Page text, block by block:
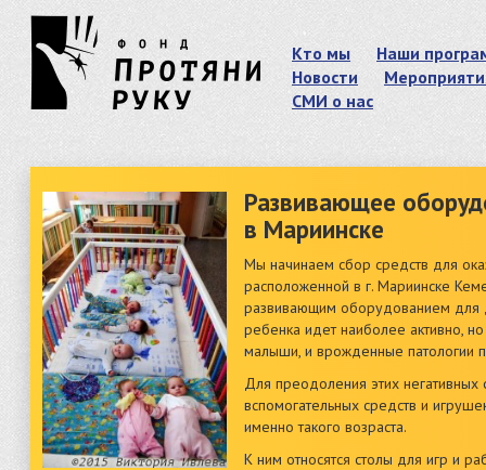
Кто мы
Наши
Новости
СМИ о нас
Развивающее
в Мариинске
Мы начинаем сбор средств для
расположенной в г. Мариинске
развивающим оборудованием для
ребенка идет наиболее активно,
малыши, и врожденные патологии
Для преодоления этих
вспомогательных средств и
именно такого возраста.
К ним относятся столы для игр и